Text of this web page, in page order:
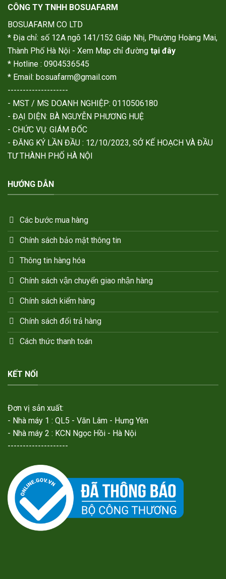
CÔNG TY TNHH BOSUAFARM
BOSUAFARM CO LTD
* Địa chỉ: số 12A ngõ 141/152 Giáp Nhị, Phường Hoàng Mai,
Thành Phố Hà Nội - Xem Map chỉ đường tại đây
* Hotline : 0904536545
* Email: bosuafarm@gmail.com
--------------------
- MST / MS DOANH NGHIỆP: 0110506180
- ĐẠI DIỆN: BÀ NGUYỄN PHƯƠNG HUỆ
- CHỨC VỤ: GIÁM ĐỐC
- ĐĂNG KÝ LẦN ĐẦU : 12/10/2023, SỞ KẾ HOẠCH VÀ ĐẦU
TƯ THÀNH PHỐ HÀ NỘI
HƯỚNG DẪN
Các bước mua hàng
Chính sách bảo mật thông tin
Thông tin hàng hóa
Chính sách vận chuyển giao nhận hàng
Chính sách kiểm hàng
Chính sách đổi trả hàng
Cách thức thanh toán
KẾT NỐI
Đơn vị sản xuất:
- Nhà máy 1 : QL5 - Văn Lâm - Hưng Yên
- Nhà máy 2 : KCN Ngọc Hồi - Hà Nội
--------------------